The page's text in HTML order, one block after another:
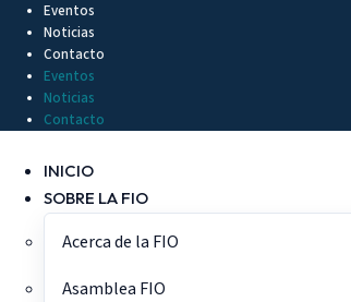
contenido
Eventos
Noticias
Contacto
Eventos
Noticias
Contacto
INICIO
SOBRE LA FIO
Acerca de la FIO
Asamblea FIO